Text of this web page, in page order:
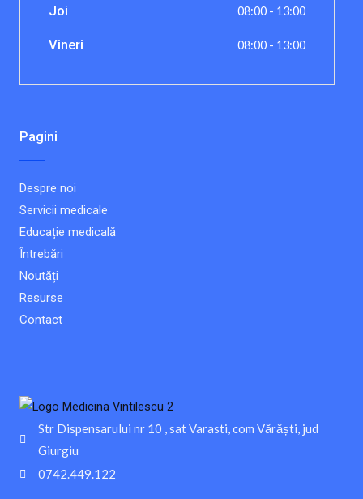
Str Dispensarului nr 10 , sat Varasti, com Vărăști, jud
Giurgiu
0742.449.122
Pagini
Despre noi
Servicii medicale
Educație medicală
Întrebări
Noutăți
Resurse
Contact
Joi 08:00 - 13:00
Vineri 08:00 - 13:00